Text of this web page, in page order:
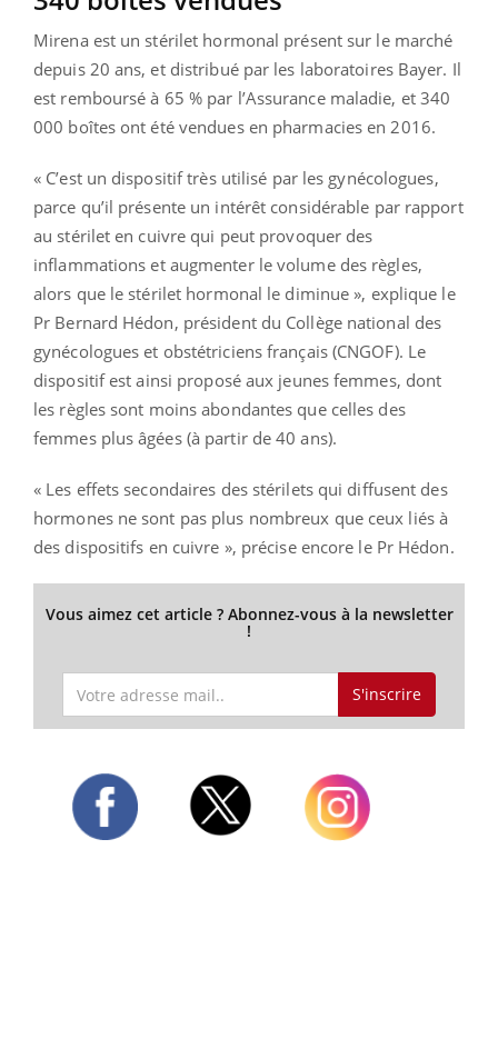
Mirena est un stérilet hormonal présent sur le marché
depuis 20 ans, et distribué par les laboratoires Bayer. Il
est remboursé à 65 % par l’Assurance maladie, et 340
000 boîtes ont été vendues en pharmacies en 2016.
« C’est un dispositif très utilisé par les gynécologues,
parce qu’il présente un intérêt considérable par rapport
au stérilet en cuivre qui peut provoquer des
inflammations et augmenter le volume des règles,
alors que le stérilet hormonal le diminue », explique le
Pr Bernard Hédon, président du Collège national des
gynécologues et obstétriciens français (CNGOF). Le
dispositif est ainsi proposé aux jeunes femmes, dont
les règles sont moins abondantes que celles des
femmes plus âgées (à partir de 40 ans).
« Les effets secondaires des stérilets qui diffusent des
hormones ne sont pas plus nombreux que ceux liés à
des dispositifs en cuivre », précise encore le Pr Hédon.
Vous aimez cet article ? Abonnez-vous à la newsletter
!
S'inscrire